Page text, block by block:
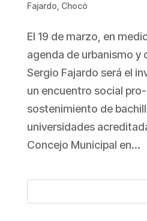
Fajardo Chocó
El 19 de marzo, en
agenda de urbanismo y
Sergio Fajardo será el
un encuentro social
sostenimiento de
universidades
Concejo Municipal en...